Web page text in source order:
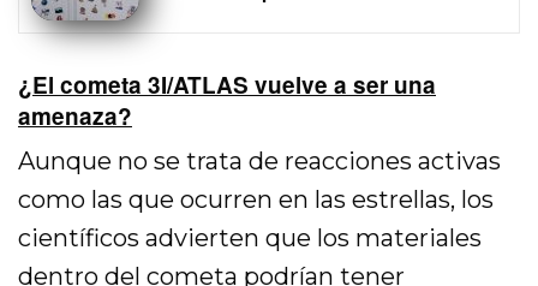
¿El cometa 3I/ATLAS vuelve a ser una
amenaza?
Aunque no se trata de reacciones activas
como las que ocurren en las estrellas, los
científicos advierten que los materiales
dentro del cometa podrían tener